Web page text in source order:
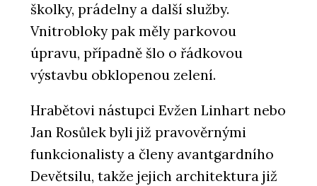
školky, prádelny a další služby.
Vnitrobloky pak měly parkovou
úpravu, případně šlo o řádkovou
výstavbu obklopenou zelení.
Hrabětovi nástupci Evžen Linhart nebo
Jan Rosůlek byli již pravověrnými
funkcionalisty a členy avantgardního
Devětsilu, takže jejich architektura již